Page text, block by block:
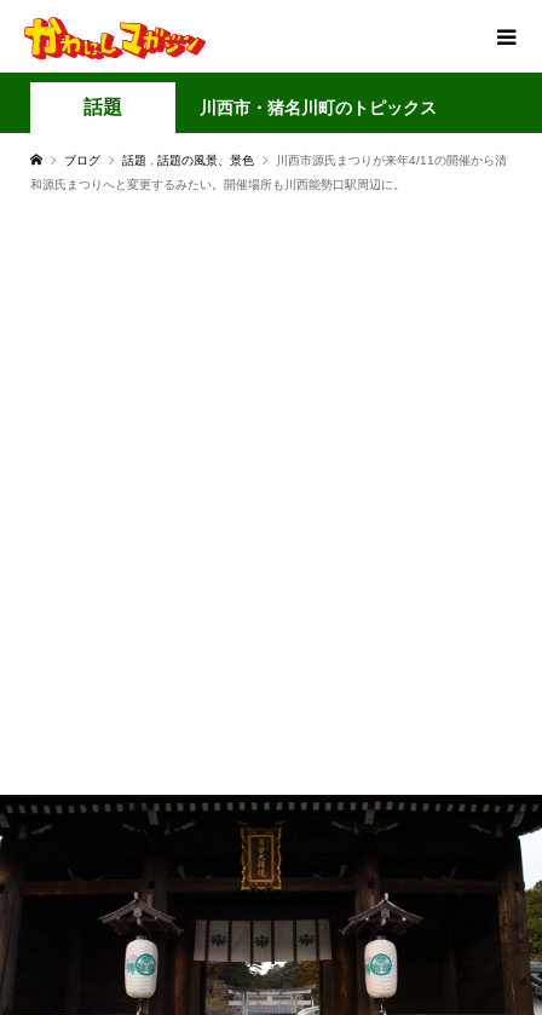
話題 川西市・猪名川町のトピックス
ブログ 話題 話題の風景、景色
川西市源氏まつりが来年4/11の開催から清
和源氏まつりへと変更するみたい。開催場所も川西能勢口駅周辺に。